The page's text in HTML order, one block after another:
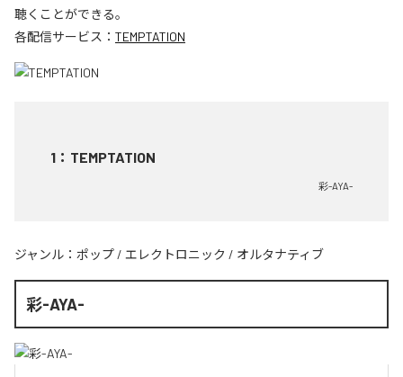
聴くことができる。
各配信サービス： TEMPTATION
1 ： TEMPTATION
彩-AYA-
ジャンル： ポップ / エレクトロニック / オルタナティブ
彩-AYA-